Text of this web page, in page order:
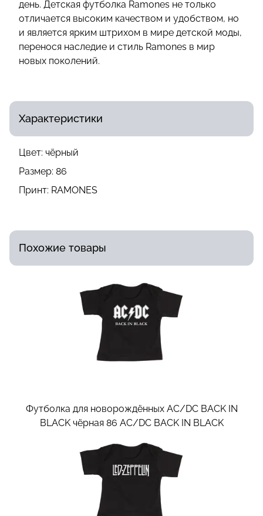
день. Детская футболка Ramones не только
отличается высоким качеством и удобством, но
и является ярким штрихом в мире детской моды,
перенося наследие и стиль Ramones в мир
новых поколений.
Характеристики
Цвет: чёрный
Размер: 86
Принт: RAMONES
Похожие товары
Футболка для новорождённых AC/DC BACK IN
BLACK чёрная 86 AC/DC BACK IN BLACK